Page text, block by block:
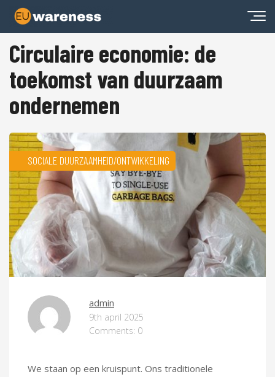
Circulaire economie: de
toekomst van duurzaam
ondernemen
SOCIALE DUURZAAMHEID/ONTWIKKELING
admin
9th april 2025
Comments: 0
We staan op een kruispunt. Ons traditionele